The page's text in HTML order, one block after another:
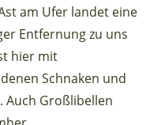
am Ufer landet eine
Entfernung zu uns
hier mit
Schnaken und
Auch Großlibellen